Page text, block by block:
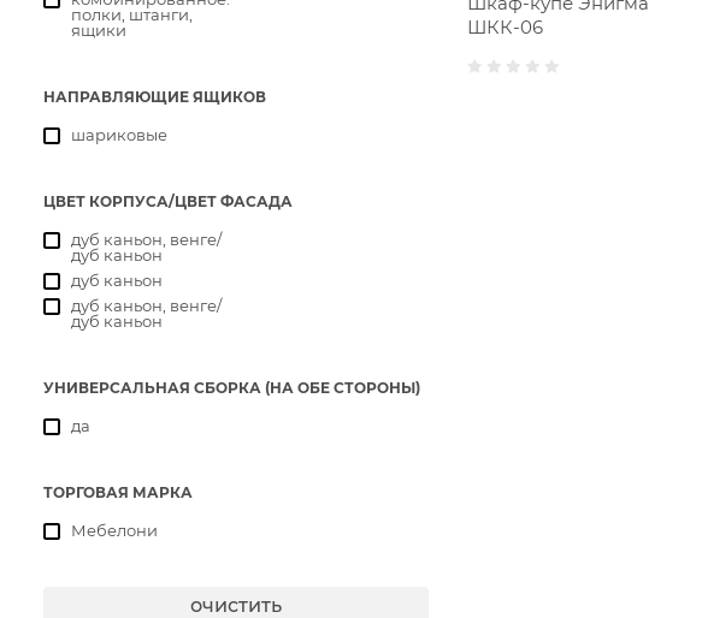
полки, штанги,
ящики
НАПРАВЛЯЮЩИЕ ЯЩИКОВ
шариковые
ЦВЕТ КОРПУСА/ЦВЕТ ФАСАДА
дуб каньон, венге/
дуб каньон
дуб каньон
дуб каньон, венге/
дуб каньон
УНИВЕРСАЛЬНАЯ СБОРКА (НА ОБЕ СТОРОНЫ)
да
ТОРГОВАЯ МАРКА
Мебелони
очистить
ШКК-06